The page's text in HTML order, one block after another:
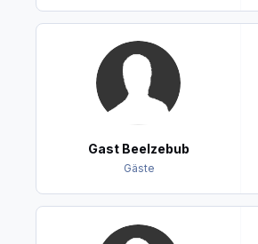
Gast Beelzebub
Gäste